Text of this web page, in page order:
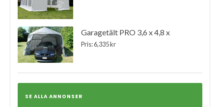
Garagetält PRO 3,6 x 4,8 x
Pris: 6,335 kr
SE ALLA ANNONSER